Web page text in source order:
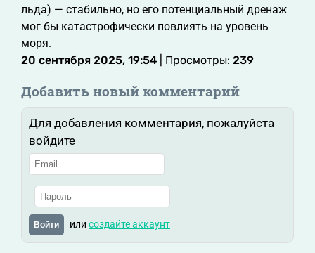
льда) — стабильно, но его потенциальный дренаж
мог бы катастрофически повлиять на уровень
моря.
20 сентября 2025, 19:54 | Просмотры: 239
Добавить новый комментарий
Для добавления комментария, пожалуйста
войдите
Войти или создайте аккаунт